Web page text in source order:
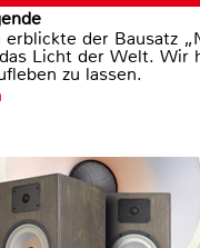
erblickte der Bausatz
Licht der Welt. Wir
zu lassen.